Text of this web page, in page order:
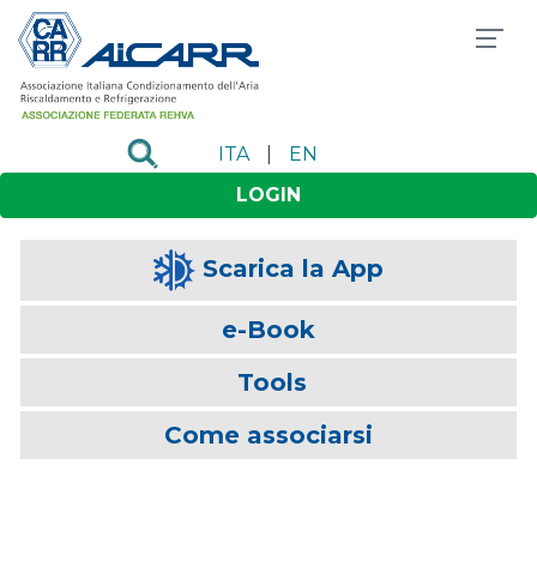
ITA
EN
LOGIN
Scarica la App
e-Book
Tools
Come associarsi